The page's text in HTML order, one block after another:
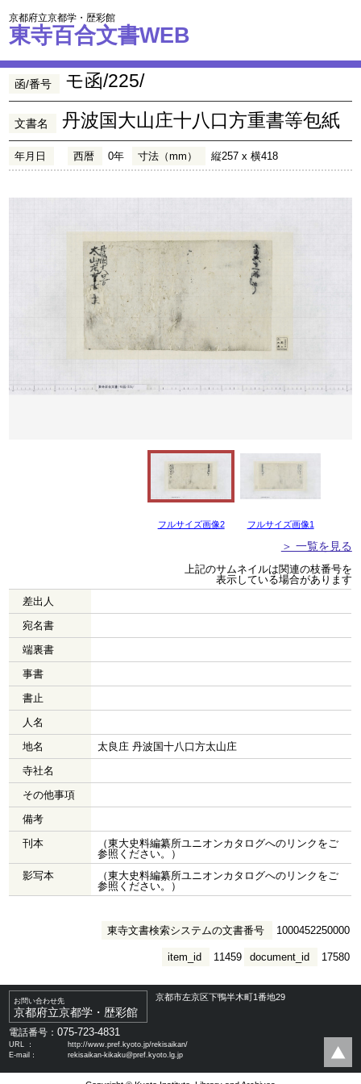
京都府立京都学・歴彩館
東寺百合文書WEB
函/番号 モ函/225/
文書名 丹波国大山庄十八口方重書等包紙
年月日 西暦 0年 寸法（mm） 縦257 x 横418
フルサイズ画像2 フルサイズ画像1
＞ 一覧を見る
上記のサムネイルは関連の枝番号を
表示している場合があります
差出人
宛名書
端裏書
事書
書止
人名
地名
太良庄 丹波国十八口方太山庄
寺社名
その他事項
備考
刊本
（東大史料編纂所ユニオンカタログへのリンクをご
参照ください。）
影写本
（東大史料編纂所ユニオンカタログへのリンクをご
参照ください。）
東寺文書検索システムの文書番号 1000452250000
document_id 17580
item_id 11459
お問い合わせ先
京都府立京都学・歴彩館
京都市左京区下鴨半木町1番地29
電話番号：075-723-4831
URL ：
http://www.pref.kyoto.jp/rekisaikan/
E-mail：
rekisaikan-kikaku@pref.kyoto.lg.jp